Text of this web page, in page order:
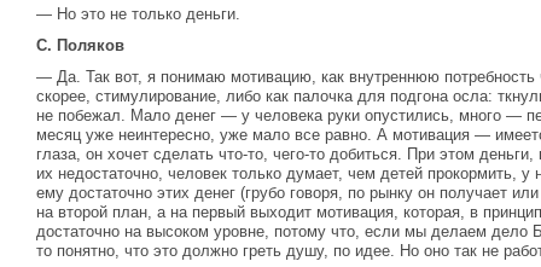
— Но это не только деньги.
С. Поляков
— Да. Так вот, я понимаю мотивацию, как внутреннюю
скорее, стимулирование, либо как палочка для подгона осла:
не побежал. Мало денег — у человека руки опустились, много —
месяц уже неинтересно, уже мало все равно. А мотивация —
глаза, он хочет сделать что-то, чего-то добиться. При этом деньги,
их недостаточно, человек только думает, чем детей прокормить, у
ему достаточно этих денег (грубо говоря, по рынку он получает
на второй план, а на первый выходит мотивация, которая, в
достаточно на высоком уровне, потому что, если мы делаем дело
то понятно, что это должно греть душу, по идее. Но оно так не